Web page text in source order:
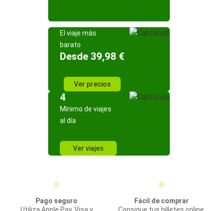
El viaje más
barato
Desde 39,98 €
Ver precios
4
Mínimo de viajes
al día
Ver viajes
Pago seguro
Fácil de comprar